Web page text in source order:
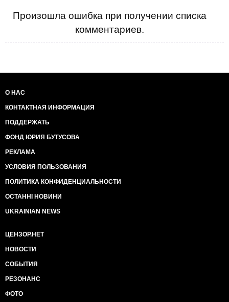
Произошла ошибка при получении списка
комментариев.
О НАС
КОНТАКТНАЯ ИНФОРМАЦИЯ
ПОДДЕРЖАТЬ
ФОНД ЮРИЯ БУТУСОВА
РЕКЛАМА
УСЛОВИЯ ПОЛЬЗОВАНИЯ
ПОЛИТИКА КОНФИДЕНЦИАЛЬНОСТИ
ОСТАННІ НОВИНИ
UKRAINIAN NEWS
ЦЕНЗОР.НЕТ
НОВОСТИ
СОБЫТИЯ
РЕЗОНАНС
ФОТО